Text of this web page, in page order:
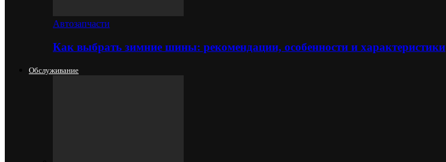
Автозапчасти
Как выбрать зимние шины: рекомендации, особенности и характеристики
Обслуживание